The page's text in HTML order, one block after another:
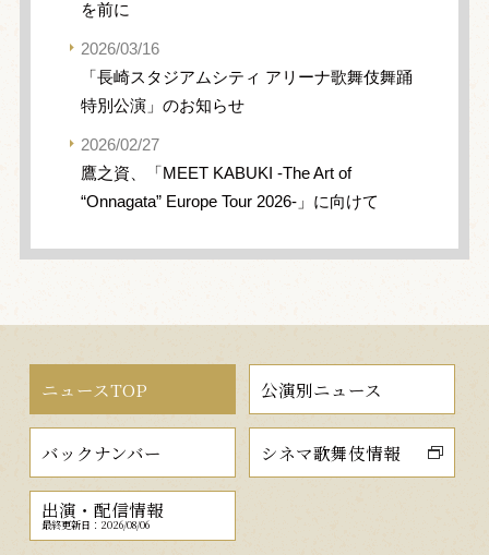
を前に
2026/03/16
「長崎スタジアムシティ アリーナ歌舞伎舞踊
特別公演」のお知らせ
2026/02/27
鷹之資、「MEET KABUKI -The Art of
“Onnagata” Europe Tour 2026-」に向けて
ニュースTOP 公演別ニュース
バックナンバー シネマ歌舞伎情報
出演・配信情報
最終更新日：2026/08/06